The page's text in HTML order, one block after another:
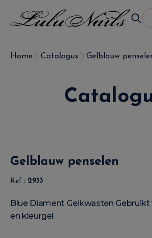
Home Catalogus Gelblauw
Gelblauw penselen
Ref : 2933
Blue Diament Gelkwasten
en kleurgel